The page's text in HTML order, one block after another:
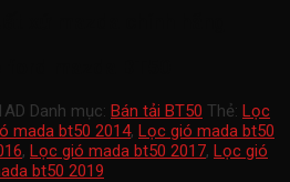
Danh mục: Bán tải BT50 Thẻ: Lọc
mada bt50 2014, Lọc gió mada bt50
, Lọc gió mada bt50 2017, Lọc gió
bt50 2019